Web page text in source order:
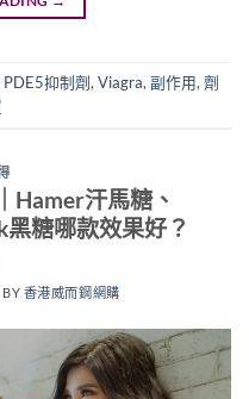
PDE5抑制劑,Viagra,副作用,劑
Hamer汗馬糖、
糖哪款效果好？
BY 香港威而鋼網購